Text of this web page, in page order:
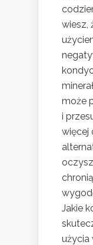
wiesz,
może
i
więcej
Jakie
użycia